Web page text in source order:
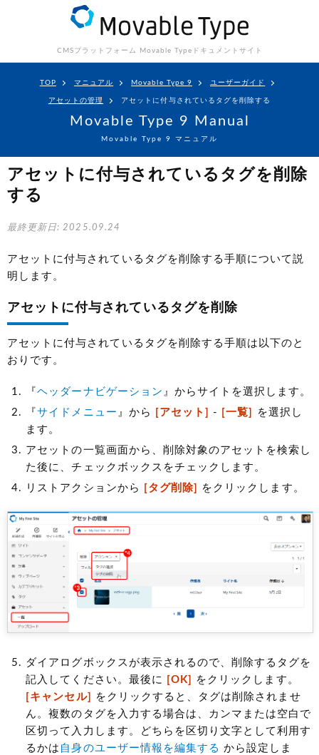
CMSプラットフォーム Movable Type ドキュメントサイト
TOP マニュアル Movable Type 9 ユーザーガイド
アセットの管理 アセットに付与されているタグを削除する
Movable Type 9 Manual
Movable Type 9 マニュアル
アセットに付与されているタグを削除
する
最終更新日: 2025.09.24
アセットに付与されているタグを削除する手順について説
明します。
アセットに付与されているタグを削除
アセットに付与されているタグを削除する手順は以下のと
おりです。
『ヘッダーナビゲーション 』からサイトを選択します。
『サイドメニュー 』から [アセット] - [一覧]
を選択し
ます。
アセットの一覧画面から、削除対象のアセットを検索し
た後に、チェックボックスをチェックします。
リストアクションから
[タグ削除] をクリックします。
ダイアログボックスが表示されるので、削除するタグを
記入してください。最後に
[OK]
をクリックします。
[キャンセル]
をクリックすると、タグは削除されませ
ん。複数のタグを入力する場合は、カンマまたは空白で
区切って入力します。どちらを区切り文字として利用す
るかは 自身のユーザー情報を編集するから設定しま